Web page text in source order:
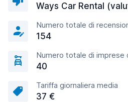
Ways Car Rental
Numero totale di
154
Numero totale di imprese
40
Tariffa giornaliera media
37 €